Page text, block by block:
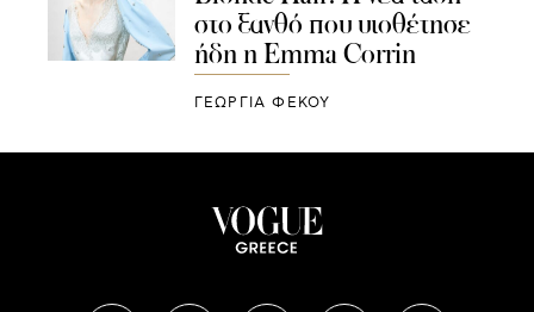
στο ξανθό που υιοθέτησε
ήδη η Emma Corrin
ΓΕΩΡΓΙΑ ΦΕΚΟΥ